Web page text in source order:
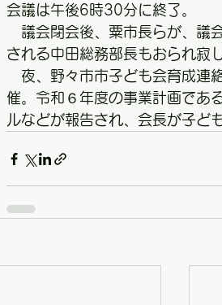
会議は午後6時30分に終了。
議会閉会後、粟市長らが、議
される中田総務部長もおられ寂
夜、野々市市子ども会育成連
催。令和６年度の事業計画であ
ルなどが報告され、会長が子ど